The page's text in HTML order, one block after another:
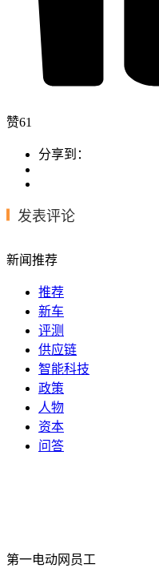
赞61
分享到：
发表评论
新闻推荐
推荐
新车
评测
供应链
智能科技
政策
人物
资本
问答
第一电动网员工